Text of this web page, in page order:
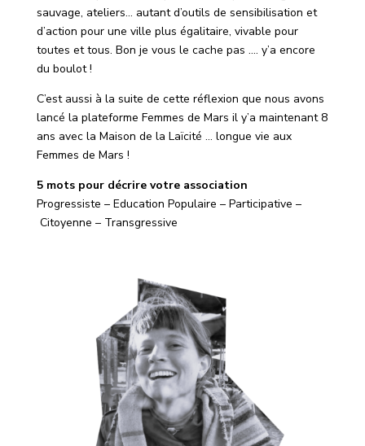
sauvage, ateliers… autant d’outils de sensibilisation et
d’action pour une ville plus égalitaire, vivable pour
toutes et tous. Bon je vous le cache pas …. y’a encore
du boulot !
C’est aussi à la suite de cette réflexion que nous avons
lancé la plateforme Femmes de Mars il y’a maintenant 8
ans avec la Maison de la Laïcité … longue vie aux
Femmes de Mars !
5 mots pour décrire votre association
Progressiste – Education Populaire –Participative –
Citoyenne – Transgressive